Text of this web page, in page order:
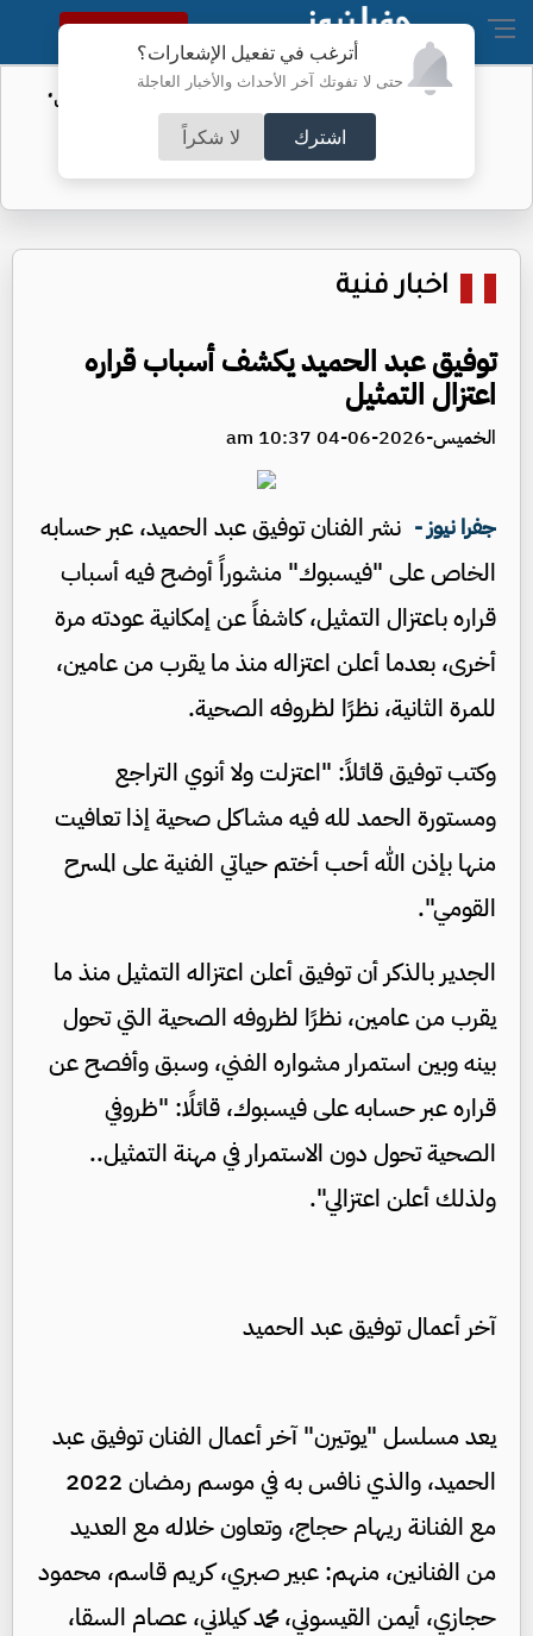
أترغب في تفعيل الإشعارات؟
حتى لا تفوتك آخر الأحداث والأخبار العاجلة
اشترك لا شكراً
النسخة الكاملة
الأمن السيبراني يحذر من رسائل "واتساب"
اخبار فنية
توفيق عبد الحميد يكشف أسباب قراره
اعتزال التمثيل
الخميس-2026-06-04 10:37 am
جفرا نيوز - نشر الفنان توفيق عبد الحميد، عبر حسابه
الخاص على "فيسبوك" منشوراً أوضح فيه أسباب
قراره باعتزال التمثيل، كاشفاً عن إمكانية عودته مرة
أخرى، بعدما أعلن اعتزاله منذ ما يقرب من عامين،
للمرة الثانية، نظرًا لظروفه الصحية.
وكتب توفيق قائلاً: "اعتزلت ولا أنوي التراجع
ومستورة الحمد لله فيه مشاكل صحية إذا تعافيت
منها بإذن الله أحب أختم حياتي الفنية على المسرح
القومي".
الجدير بالذكر أن توفيق أعلن اعتزاله التمثيل منذ ما
يقرب من عامين، نظرًا لظروفه الصحية التي تحول
بينه وبين استمرار مشواره الفني، وسبق وأفصح عن
قراره عبر حسابه على فيسبوك، قائلًا: "ظروفي
الصحية تحول دون الاستمرار في مهنة التمثيل..
ولذلك أعلن اعتزالي".
آخر أعمال توفيق عبد الحميد
يعد مسلسل "يوتيرن" آخر أعمال الفنان توفيق عبد
الحميد، والذي نافس به في موسم رمضان 2022
مع الفنانة ريهام حجاج، وتعاون خلاله مع العديد
من الفنانين، منهم: عبير صبري، كريم قاسم، محمود
حجازي، أيمن القيسوني، محمد كيلاني، عصام السقا،